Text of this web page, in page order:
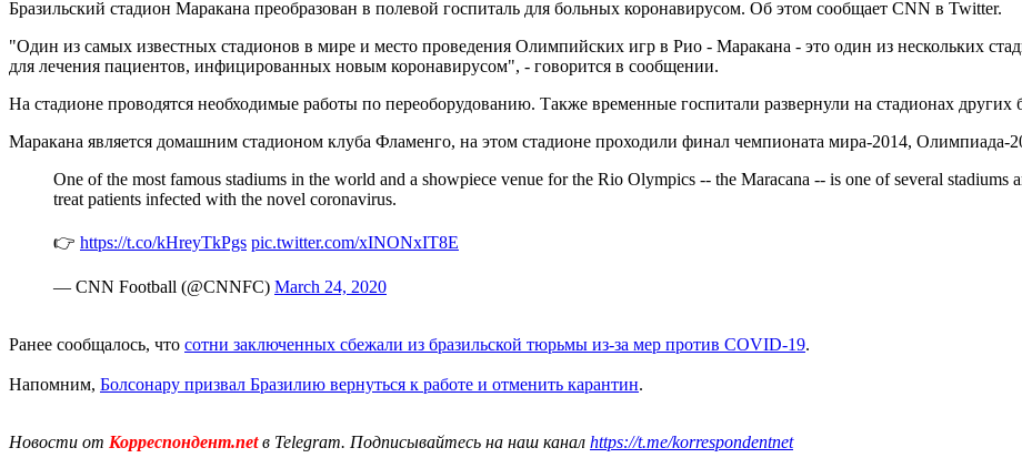
Бразильский стадион Маракана преобразован в полевой госпиталь для больных коронавирусом. Об этом сообщает CNN в Twitter.
"Один из самых известных стадионов в мире и место проведения Олимпийских игр в Рио - Маракана - это один из нескольких
для лечения пациентов, инфицированных новым коронавирусом", - говорится в сообщении.
На стадионе проводятся необходимые работы по переоборудованию. Также временные госпитали развернули на стадионах других
Маракана является домашним стадионом клуба Фламенго, на этом стадионе проходили финал чемпионата мира-2014, Олимпиада-
One of the most famous stadiums in the world and a showpiece venue for the Rio Olympics -- the Maracana -- is one of several stadiums
treat patients infected with the novel coronavirus.
👉 https://t.co/kHreyTkPgs pic.twitter.com/xINONxIT8E
— CNN Football (@CNNFC) March 24, 2020
Ранее сообщалось, что сотни заключенных сбежали из бразильской тюрьмы из-за мер против COVID-19.
Напомним, Болсонару призвал Бразилию вернуться к работе и отменить карантин.
Новости от Корреспондент.netв Telegram. Подписывайтесь на наш канал https://t.me/korrespondentnet